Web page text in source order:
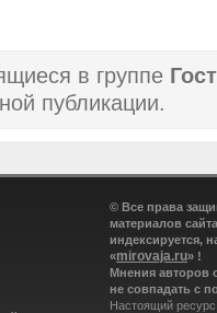
в группе
публикации.
© Все права
материалов
индексируется,
«mirovaja.ru» !
Мнения авторов
не совпадать с
Настоящий